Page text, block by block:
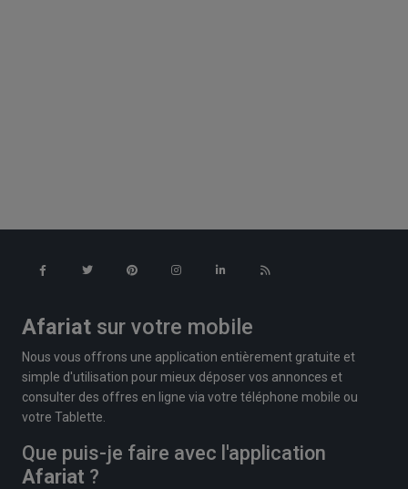
Afariat sur votre mobile
Nous vous offrons une application entièrement gratuite et
simple d'utilisation pour mieux déposer vos annonces et
consulter des offres en ligne via votre téléphone mobile ou
votre Tablette.
Que puis-je faire avec l'application
Afariat ?